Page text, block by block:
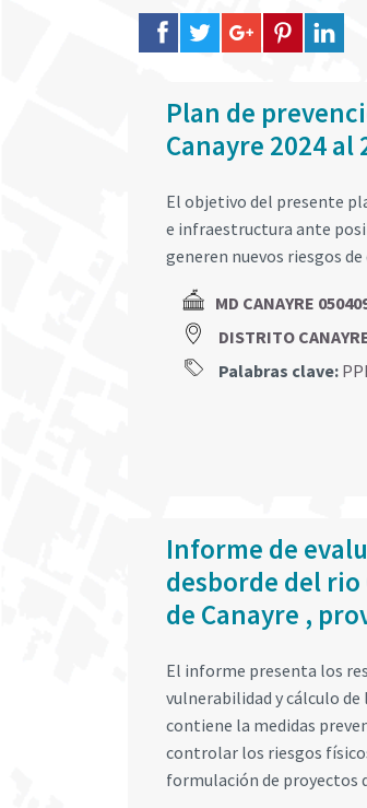
Plan de
Canayre 2024 al
El objetivo del presente
e infraestructura ante
generen nuevos riesgos
MD CANAYRE
DISTRITO
Palabras clave:
Informe de
desborde del
de Canayre ,
El informe presenta los
vulnerabilidad y cálculo
contiene la medidas
controlar los riesgos
formulación de proyectos